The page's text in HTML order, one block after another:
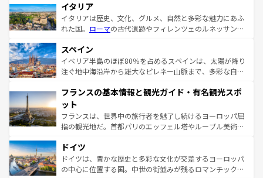
イタリア
イタリアは歴史、文化、グルメ、自然と多彩な魅力にあふ
れた国。 ローマの古代遺跡やフィレンツェのルネッサンス
ろん、トスカーナの美しい田園風景やアマルフィ海岸の絶
景など、自然景観も見逃せない。観光の合間には、本場の
ピザやパスタなど、絶品のイタリア料理を堪能することも
ませてくれるイタリアで、忘れられない旅をしてみよう！
なお、新着のイタリア情報は
しい。
スペイン
イベリア半島のほぼ80％を占めるスペインは、太陽が降り
注ぐ地中海沿岸から雄大なピレネー山脈まで、多彩な自然
文化が根付くこの国では、情熱的なフラメンコ、熱気あふ
れる闘牛、そして美味しいタパスが生活の一部となってい
る。首都マドリードの洗練された雰囲気や、バルセロナの
アートに溢れた街角から、地方では古代ローマ遺跡や中世
せる。地方によって風土や気候が異なるスペインはその個
性で訪れる人を魅了する。 なお、新着のスペイン情報は コ
ンテンツ一覧を参照してほしい。
フランスの基本情報と観光ガイド・有名観光スポ
ット
フランスは、世界中の旅行者を魅了し続けるヨーロッパ屈
指の観光地だ。首都パリのエッフェル塔やルーブル美術館
で、幅広い魅力が詰まっている。華麗な宮殿、歴史的な大
聖堂、美しいビーチ、そして豊かな自然が、訪れる者を心
から魅了する。また、フランスは美食の国としても知ら
ドイツ
ドイツは、豊かな歴史と多彩な文化が交差するヨーロッパ
の中心に位置する国。中世の街並みが残るロマンチック街